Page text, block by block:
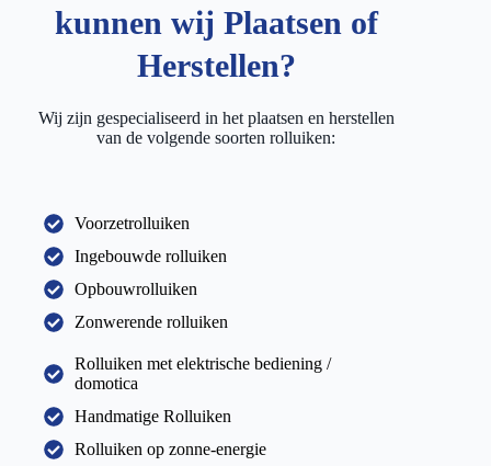
kunnen wij Plaatsen of
Herstellen?
Wij zijn gespecialiseerd in het plaatsen en herstellen
van de volgende soorten rolluiken:
Voorzetrolluiken
Ingebouwde rolluiken
Opbouwrolluiken
Zonwerende rolluiken
Rolluiken met elektrische bediening /
domotica
Handmatige Rolluiken
Rolluiken op zonne-energie